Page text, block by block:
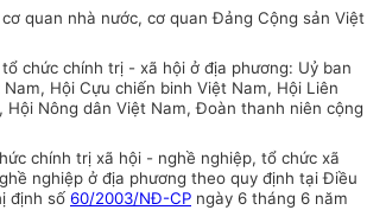
quan nhà nước, cơ quan Đảng Cộng sản Việt
chức chính trị - xã hội ở địa phương: Uỷ ban
Hội Cựu chiến binh Việt Nam, Hội Liên
Hội Nông dân Việt Nam, Đoàn thanh niên cộng
chính trị xã hội - nghề nghiệp, tổ chức xã
nghiệp ở địa phương theo quy định tại Điều
định số 60/2003/NĐ-CP ngày 6 tháng 6 năm